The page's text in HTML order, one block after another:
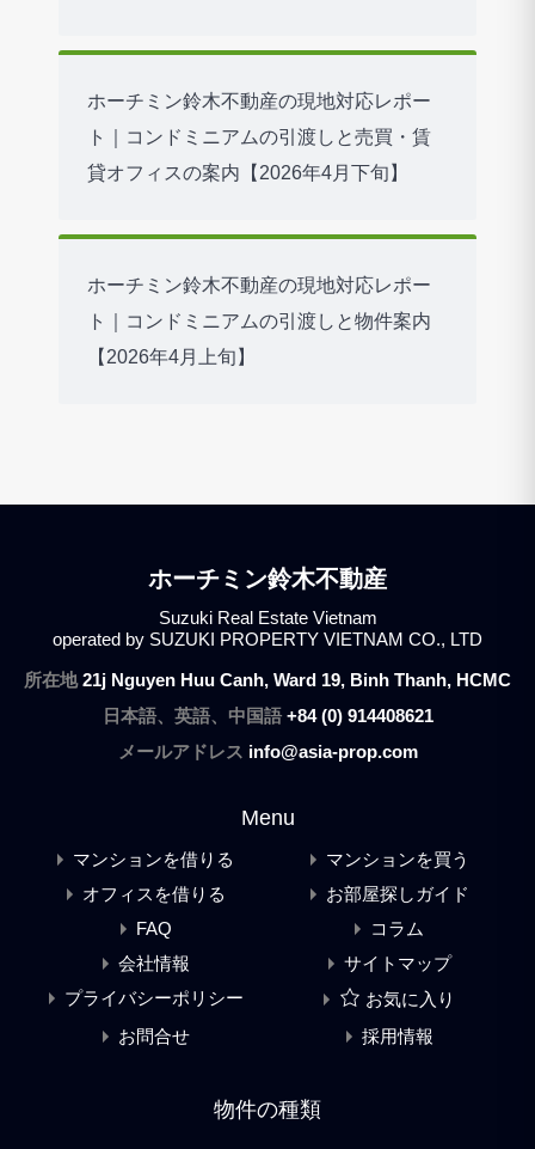
ホーチミン鈴木不動産の現地対応レポー
ト｜コンドミニアムの引渡しと売買・賃
貸オフィスの案内【2026年4月下旬】
ホーチミン鈴木不動産の現地対応レポー
ト｜コンドミニアムの引渡しと物件案内
【2026年4月上旬】
ホーチミン鈴木不動産
Suzuki Real Estate Vietnam
operated by SUZUKI PROPERTY VIETNAM CO., LTD
所在地21j Nguyen Huu Canh, Ward 19, Binh Thanh, HCMC
日本語、英語、中国語 +84 (0) 914408621
メールアドレス info@asia-prop.com
Menu
マンションを借りる
マンションを買う
オフィスを借りる
お部屋探しガイド
FAQ
コラム
会社情報
サイトマップ
プライバシーポリシー
お気に入り
お問合せ
採用情報
物件の種類